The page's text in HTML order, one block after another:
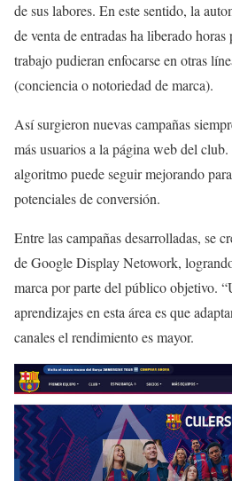
de sus labores. En este sentido, la
de venta de entradas ha liberado
trabajo pudieran enfocarse en otras
(conciencia o notoriedad de marca).
Así surgieron nuevas campañas
más usuarios a la página web del
algoritmo puede seguir mejorando
potenciales de conversión.
Entre las campañas desarrolladas, se
de Google Display Netowork,
marca por parte del público objetivo.
aprendizajes en esta área es que
canales el rendimiento es mayor.